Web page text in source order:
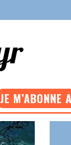
JE M’ABONNE